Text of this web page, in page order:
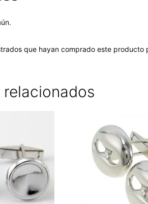
que hayan comprado este producto